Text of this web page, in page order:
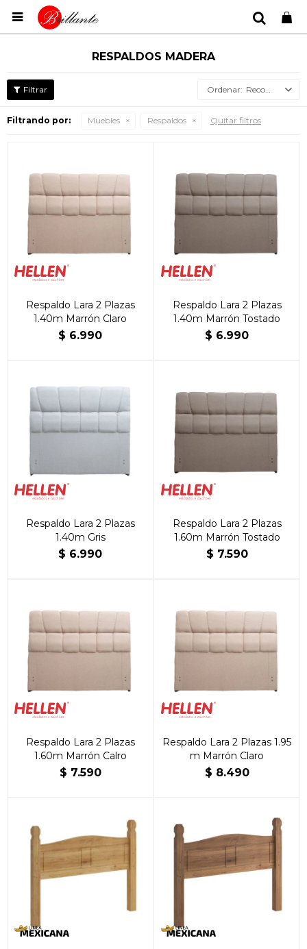

RESPALDOS MADERA
Recomendados
Filtrando por: Muebles Respaldos Quitar filtros
Respaldo Lara 2 Plazas
1.40m Marrón Claro
$ 6.990
Respaldo Lara 2 Plazas
1.40m Marrón Tostado
$ 6.990
Respaldo Lara 2 Plazas
1.40m Gris
$ 6.990
Respaldo Lara 2 Plazas
1.60m Marrón Tostado
$ 7.590
Respaldo Lara 2 Plazas
1.60m Marrón Calro
$ 7.590
Respaldo Lara 2 Plazas 1.95
m Marrón Claro
$ 8.490